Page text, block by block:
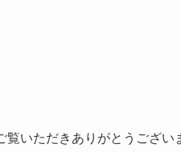
覧いただきありがとうござい